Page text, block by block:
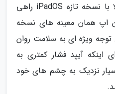
استفاده قرار می گیرد و حالا با نسخه تازه iPadOS راهی
اپ همان معینه های نسخه
توجه ویژه ای به سلامت روان
اینکه آیپد فشار کمتری به
نزدیک به چشم های خود